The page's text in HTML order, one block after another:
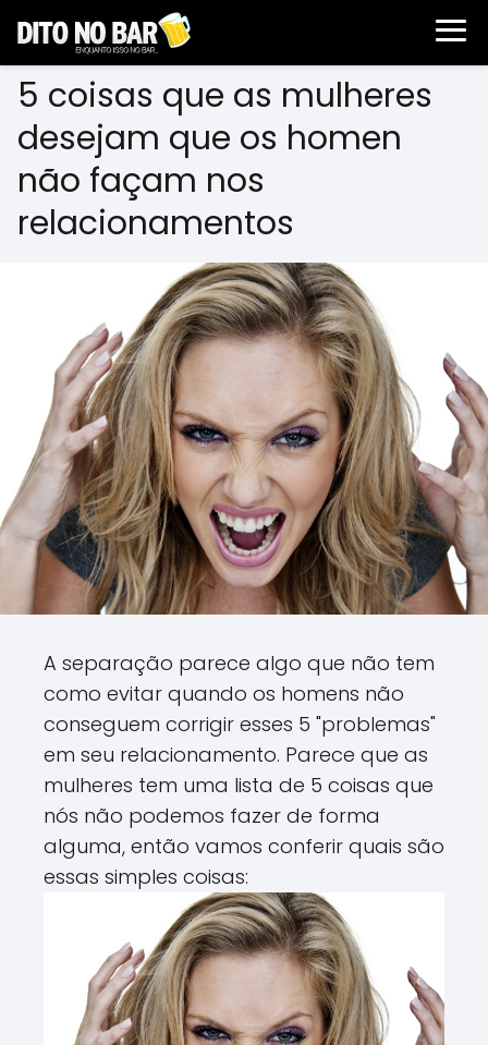
5 coisas que as mulheres
desejam que os homen
não façam nos
relacionamentos
A separação parece algo que não tem
como evitar quando os homens não
conseguem corrigir esses 5 "problemas"
em seu relacionamento. Parece que as
mulheres tem uma lista de 5 coisas que
nós não podemos fazer de forma
alguma, então vamos conferir quais são
essas simples coisas: